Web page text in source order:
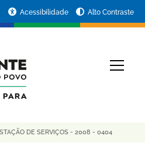
Acessibilidade Alto Contraste
DE SERVIÇOS - 2008 - 0404